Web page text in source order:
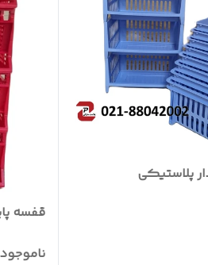
پلاستیکی
قفسه
ناموجود